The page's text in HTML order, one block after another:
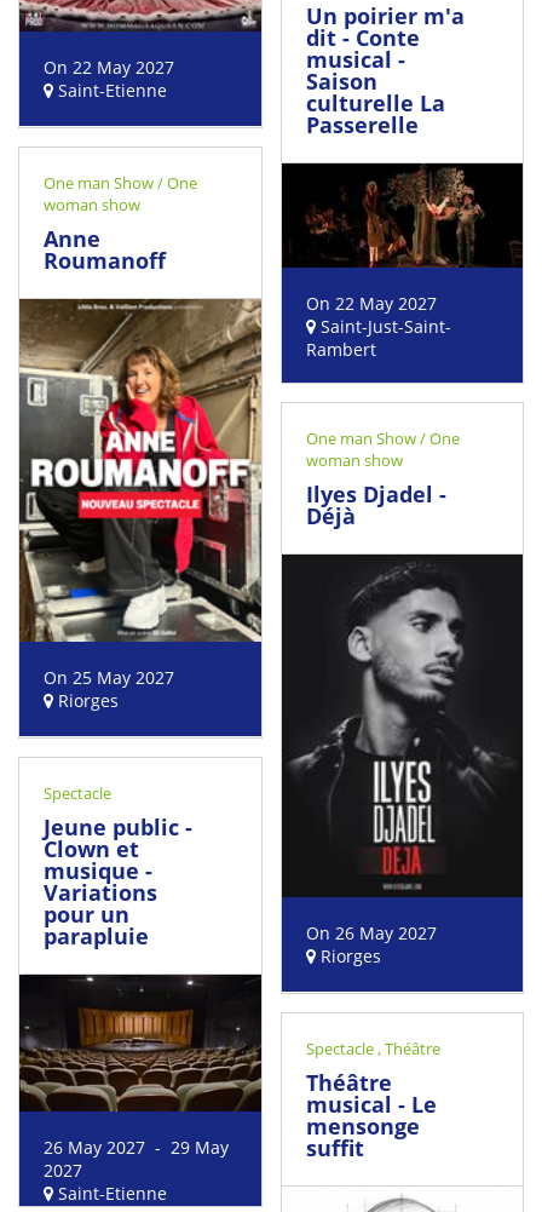
On 22 May 2027
Saint-Etienne
Un poirier m'a
dit - Conte
musical -
Saison
culturelle La
Passerelle
On 22 May 2027
Saint-Just-Saint-
Rambert
One man Show / One
woman show
Anne
Roumanoff
On 25 May 2027
Riorges
One man Show / One
woman show
Ilyes Djadel -
Déjà
On 26 May 2027
Riorges
Spectacle
Jeune public -
Clown et
musique -
Variations
pour un
parapluie
26 May 2027 - 29 May
2027
Saint-Etienne
Spectacle,Théâtre
Théâtre
musical - Le
mensonge
suffit